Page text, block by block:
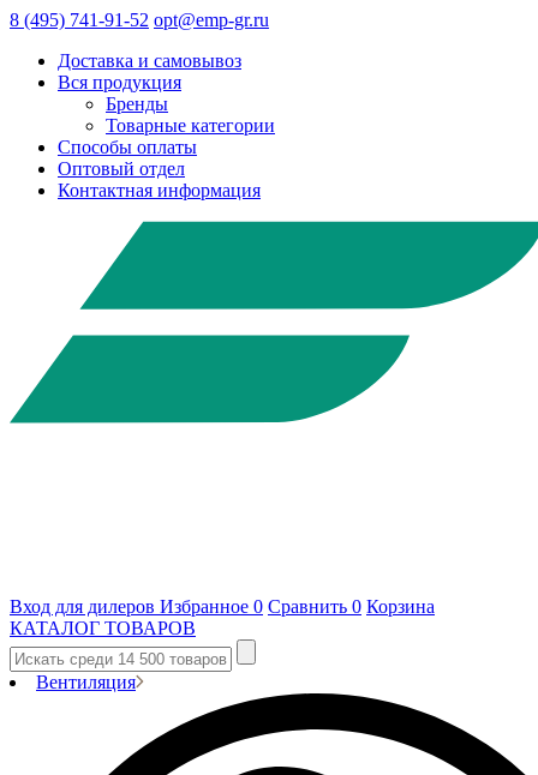
8 (495) 741-91-52 opt@emp-gr.ru
Доставка и самовывоз
Вся продукция
Бренды
Товарные категории
Способы оплаты
Оптовый отдел
Контактная информация
Вход для дилеров Избранное 0 Сравнить 0 Корзина
КАТАЛОГ ТОВАРОВ
Вентиляция